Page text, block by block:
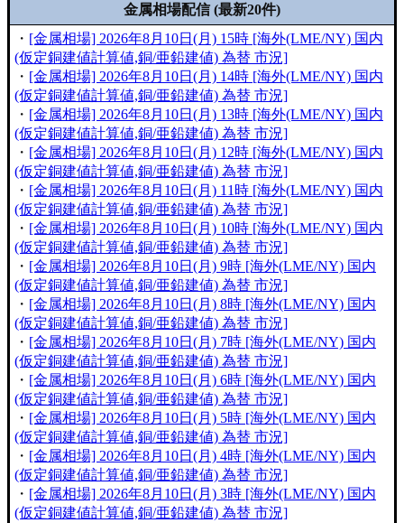
金属相場配信 (最新20件)
・ [金属相場] 2026年8月10日(月) 15時 [海外(LME/NY) 国内
(仮定銅建値計算値,銅/亜鉛建値) 為替 市況]
・ [金属相場] 2026年8月10日(月) 14時 [海外(LME/NY) 国内
(仮定銅建値計算値,銅/亜鉛建値) 為替 市況]
・ [金属相場] 2026年8月10日(月) 13時 [海外(LME/NY) 国内
(仮定銅建値計算値,銅/亜鉛建値) 為替 市況]
・ [金属相場] 2026年8月10日(月) 12時 [海外(LME/NY) 国内
(仮定銅建値計算値,銅/亜鉛建値) 為替 市況]
・ [金属相場] 2026年8月10日(月) 11時 [海外(LME/NY) 国内
(仮定銅建値計算値,銅/亜鉛建値) 為替 市況]
・ [金属相場] 2026年8月10日(月) 10時 [海外(LME/NY) 国内
(仮定銅建値計算値,銅/亜鉛建値) 為替 市況]
・ [金属相場] 2026年8月10日(月) 9時 [海外(LME/NY) 国内
(仮定銅建値計算値,銅/亜鉛建値) 為替 市況]
・ [金属相場] 2026年8月10日(月) 8時 [海外(LME/NY) 国内
(仮定銅建値計算値,銅/亜鉛建値) 為替 市況]
・ [金属相場] 2026年8月10日(月) 7時 [海外(LME/NY) 国内
(仮定銅建値計算値,銅/亜鉛建値) 為替 市況]
・ [金属相場] 2026年8月10日(月) 6時 [海外(LME/NY) 国内
(仮定銅建値計算値,銅/亜鉛建値) 為替 市況]
・ [金属相場] 2026年8月10日(月) 5時 [海外(LME/NY) 国内
(仮定銅建値計算値,銅/亜鉛建値) 為替 市況]
・ [金属相場] 2026年8月10日(月) 4時 [海外(LME/NY) 国内
(仮定銅建値計算値,銅/亜鉛建値) 為替 市況]
・ [金属相場] 2026年8月10日(月) 3時 [海外(LME/NY) 国内
(仮定銅建値計算値,銅/亜鉛建値) 為替 市況]